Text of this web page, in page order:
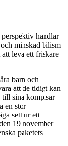
handlar
minskad bilism
att leva ett friskare
barn och
att de tidigt kan
till sina kompisar
en stor
sett ur ett
19 november
paketets